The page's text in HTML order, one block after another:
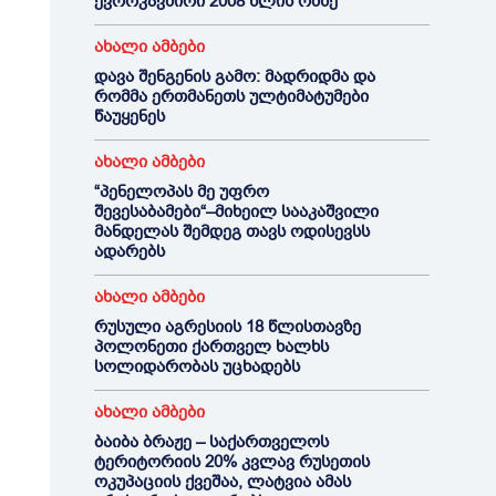
ახალი ამბები
დავა შენგენის გამო: მადრიდმა და
რომმა ერთმანეთს ულტიმატუმები
წაუყენეს
ახალი ამბები
“პენელოპას მე უფრო
შევესაბამები“–მიხეილ სააკაშვილი
მანდელას შემდეგ თავს ოდისევსს
ადარებს
ახალი ამბები
რუსული აგრესიის 18 წლისთავზე
პოლონეთი ქართველ ხალხს
სოლიდარობას უცხადებს
ახალი ამბები
ბაიბა ბრაჟე – საქართველოს
ტერიტორიის 20% კვლავ რუსეთის
ოკუპაციის ქვეშაა, ლატვია ამას